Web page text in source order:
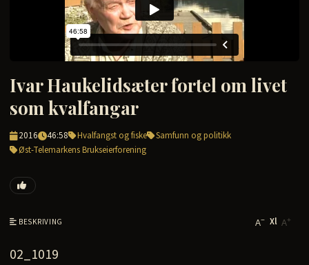
Ivar Haukelidsæter fortel om livet
som kvalfangar
2016 46:58 Hvalfangst og fiske
Samfunn og politikk
Øst-Telemarkens Brukseierforening
BESKRIVING A− Xl A+
02_1019